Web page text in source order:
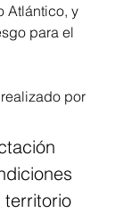
Atlántico, y
para el
por